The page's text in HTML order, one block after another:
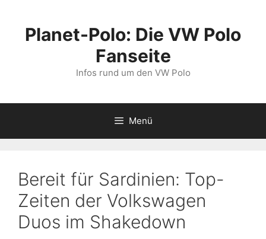
springenPlanet-Polo: Die VW Polo
Fanseite
Infos rund um den VW Polo
Menü
Bereit für Sardinien: Top-
Zeiten der Volkswagen
Duos im Shakedown